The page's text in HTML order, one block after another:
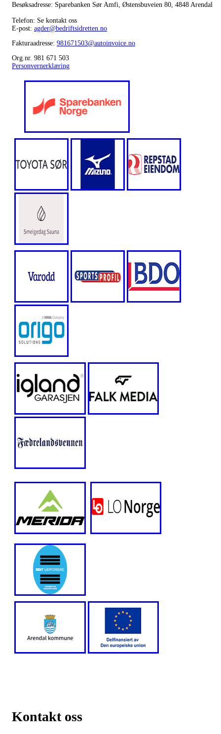
Besøksadresse: Sparebanken Sør Amfi, Østensbuveien 80, 4848 Arendal
Telefon: Se kontakt oss
E-post: agder@bedriftsidretten.no
Fakturaadresse: 981671503@autoinvoice.no
Org.nr. 981 671 503
Personvernerklæring
Kontakt oss